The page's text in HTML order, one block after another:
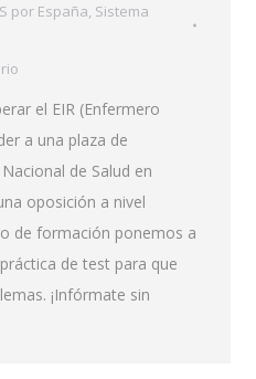
por España, Sistema
el EIR (Enfermero
a una plaza de
de Salud en
oposición a nivel
de formación ponemos a
de test para que
¡Infórmate sin